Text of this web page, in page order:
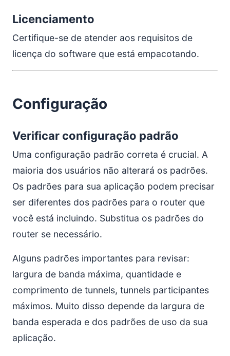
Licenciamento
Certifique-se de atender aos requisitos de
licença do software que está empacotando.
Configuração
Verificar configuração padrão
Uma configuração padrão correta é crucial. A
maioria dos usuários não alterará os padrões.
Os padrões para sua aplicação podem precisar
ser diferentes dos padrões para o router que
você está incluindo. Substitua os padrões do
router se necessário.
Alguns padrões importantes para revisar:
largura de banda máxima, quantidade e
comprimento de tunnels, tunnels participantes
máximos. Muito disso depende da largura de
banda esperada e dos padrões de uso da sua
aplicação.